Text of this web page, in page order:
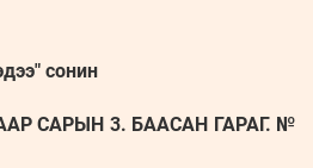
сонин
САРЫН 3. БААСАН ГАРАГ. №